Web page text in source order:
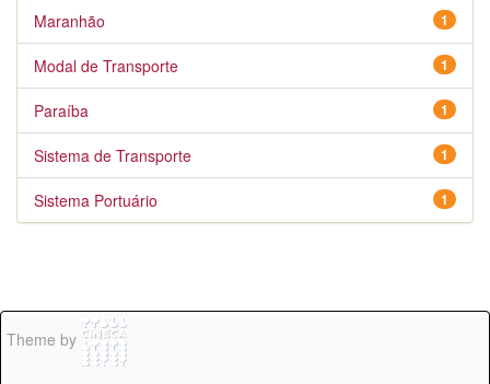
1
Maranhão
1
Modal de Transporte
1
Paraíba
1
Sistema de Transporte
1
Sistema Portuário
Theme by